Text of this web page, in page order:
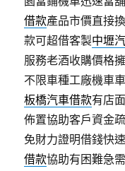
借款產品市價直接
款可超借客製中壢
服務老酒收購價格
不限車種工廠機車
板橋汽車借款有店
佈置協助客戶資金
免財力證明借錢快
借款協助有困難急